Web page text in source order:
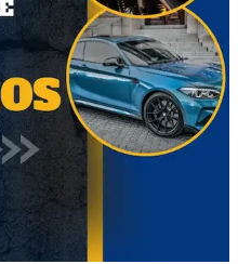
Suavizante Downy